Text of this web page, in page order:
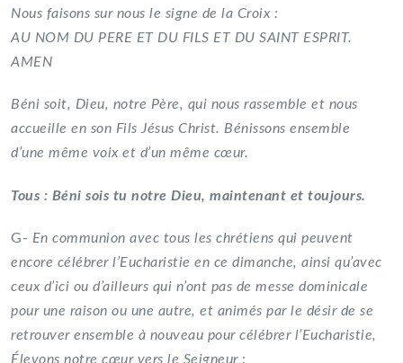
Nous faisons sur nous le signe de la Croix :
AU NOM DU PERE ET DU FILS ET DU SAINT ESPRIT.
AMEN
Béni soit, Dieu, notre Père, qui nous rassemble et nous
accueille en son Fils Jésus Christ. Bénissons ensemble
d’une même voix et d’un même cœur.
Tous : Béni sois tu notre Dieu, maintenant et toujours.
G- En communion avec tous les chrétiens qui peuvent
encore célébrer l’Eucharistie en ce dimanche, ainsi qu’avec
ceux d’ici ou d’ailleurs qui n’ont pas de messe dominicale
pour une raison ou une autre, et animés par le désir de se
retrouver ensemble à nouveau pour célébrer l’Eucharistie,
Élevons notre cœur vers le Seigneur: